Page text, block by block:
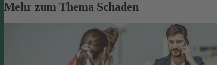
Mehr zum Thema Schaden